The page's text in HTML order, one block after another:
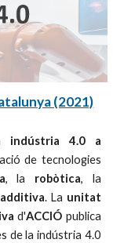
(2021)
indústria 4.0 a
de tecnologies
, la robòtica, la
. La unitat
d'ACCIÓ publica
de la indústria 4.0